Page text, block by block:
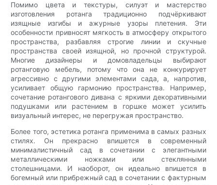
Помимо цвета и текстуры, силуэт и мастерство
изготовления ротанга традиционно подчёркивают
изящные изгибы и ажурные узоры плетения. Эти
особенности привносят мягкость в атмосферу открытого
пространства, разбавляя строгие линии и скучные
пространства своей изящной, но прочной структурой.
Многие дизайнеры и домовладельцы выбирают
ротанговую мебель, потому что она не конкурирует
агрессивно с другими элементами сада, а, напротив,
усиливает общую гармонию пространства. Например,
сочетание ротангового дивана с яркими декоративными
подушками или растением в горшке может усилить
визуальный интерес, не перегружая пространство.
Более того, эстетика ротанга применима в самых разных
стилях. Он прекрасно впишется в современный
минималистичный сад в сочетании с элегантными
металлическими ножками или стеклянными
столешницами. И наоборот, он идеально впишется в
богемный или прибрежный сад в сочетании с фактурным